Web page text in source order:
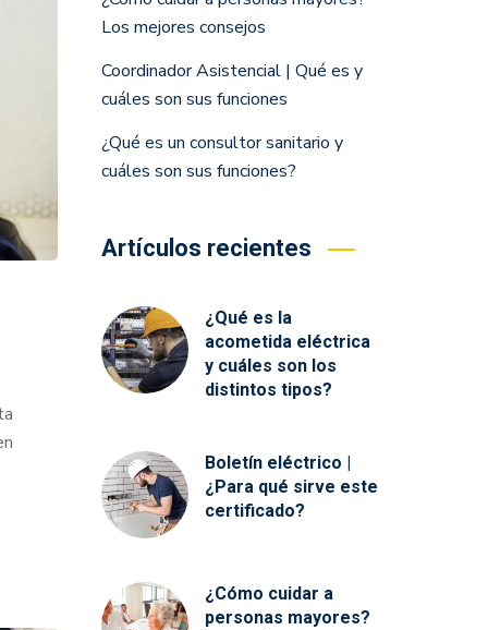
Los mejores consejos
Coordinador Asistencial | Qué es y
cuáles son sus funciones
¿Qué es un consultor sanitario y
cuáles son sus funciones?
Artículos recientes
¿Qué es la
acometida eléctrica
y cuáles son los
distintos tipos?
Boletín eléctrico |
¿Para qué sirve este
certificado?
¿Cómo cuidar a
personas mayores?